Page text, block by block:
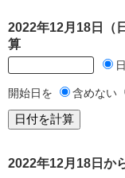
2022年12月18日（
算
開始日を 含めない
2022年12月18日か